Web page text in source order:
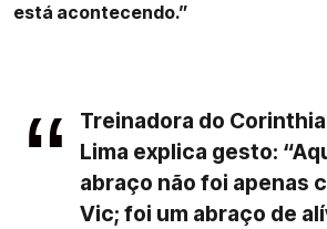
está acontecendo.”
Treinadora do
Lima explica gesto:
abraço não foi apenas
Vic; foi um abraço de